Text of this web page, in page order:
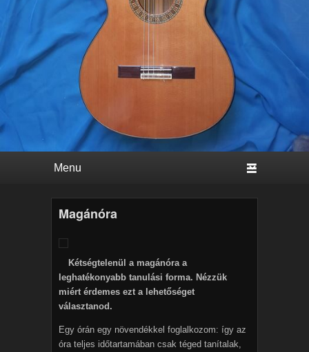
Magánóra
Kétségtelenül a magánóra a
leghatékonyabb tanulási forma. Nézzük
miért érdemes ezt a lehetőséget
választanod.
Egy órán egy növendékkel foglalkozom: így az
óra teljes időtartamában csak téged tanítalak,